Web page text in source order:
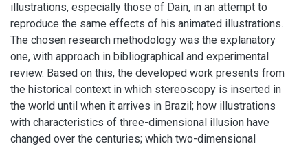
illustrations, especially those of Dain, in an attempt to
reproduce the same effects of his animated illustrations.
The chosen research methodology was the explanatory
one, with approach in bibliographical and experimental
review. Based on this, the developed work presents from
the historical context in which stereoscopy is inserted in
the world until when it arrives in Brazil; how illustrations
with characteristics of three-dimensional illusion have
changed over the centuries; which two-dimensional